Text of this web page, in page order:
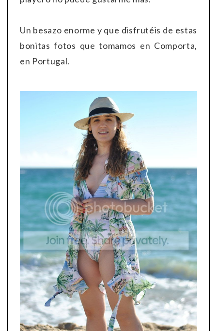
Un besazo enorme y que disfrutéis de estas
bonitas fotos que tomamos en Comporta,
en Portugal.